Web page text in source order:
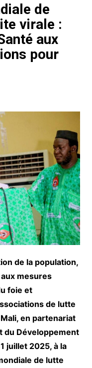
de
virale :
aux
pour
de la population,
mesures
foie et
de lutte
en partenariat
du Développement
juillet 2025, à la
de lutte